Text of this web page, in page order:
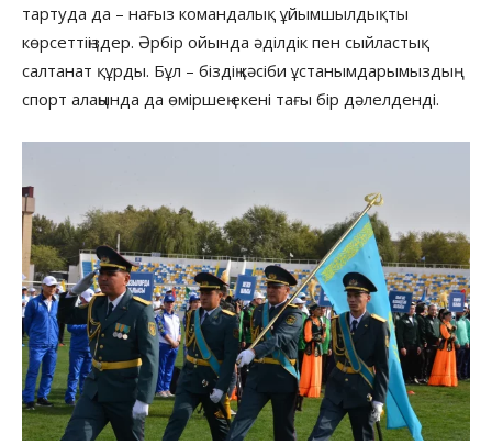
тартуда да – нағыз командалық ұйымшылдықты
көрсеттіңіздер. Әрбір ойында әділдік пен сыйластық
салтанат құрды. Бұл – біздің кәсіби ұстанымдарымыздың
спорт алаңында да өміршең екені тағы бір дәлелденді.